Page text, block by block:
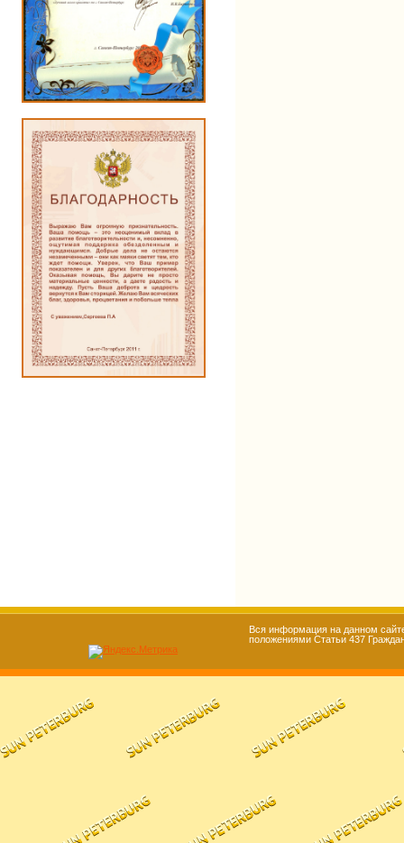
Вся информация на данном
положениями Статьи 437